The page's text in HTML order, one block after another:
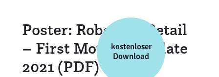
kostenloser
Download
Poster: Robotics4Retail
– First Mover – Update
2021 (PDF)
Marktmacher
KI + Robotics
Klima + Energie
Mitglieder